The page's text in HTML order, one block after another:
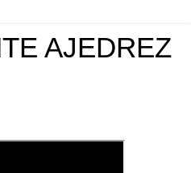
AJEDREZ